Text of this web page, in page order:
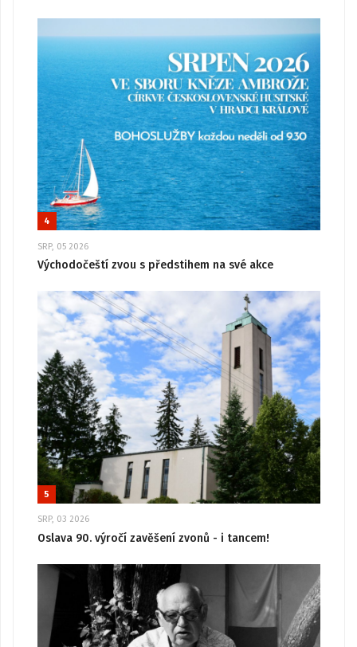
4
SRP, 05 2026
Východočeští zvou s předstihem na své akce
5
SRP, 03 2026
Oslava 90. výročí zavěšení zvonů - i tancem!